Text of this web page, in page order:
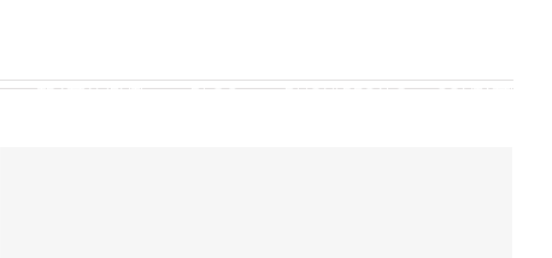
TRATTAMENTI BLOG BUONI REGALO CONTATTI